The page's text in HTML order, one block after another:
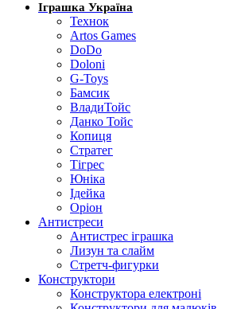
Іграшка Україна
Технок
Artos Games
DoDo
Doloni
G-Toys
Бамсик
ВладиТойс
Данко Тойс
Копиця
Стратег
Тігрес
Юніка
Ідейка
Оріон
Антистреси
Антистрес іграшка
Лизун та слайм
Стретч-фигурки
Конструктори
Конструктора електроні